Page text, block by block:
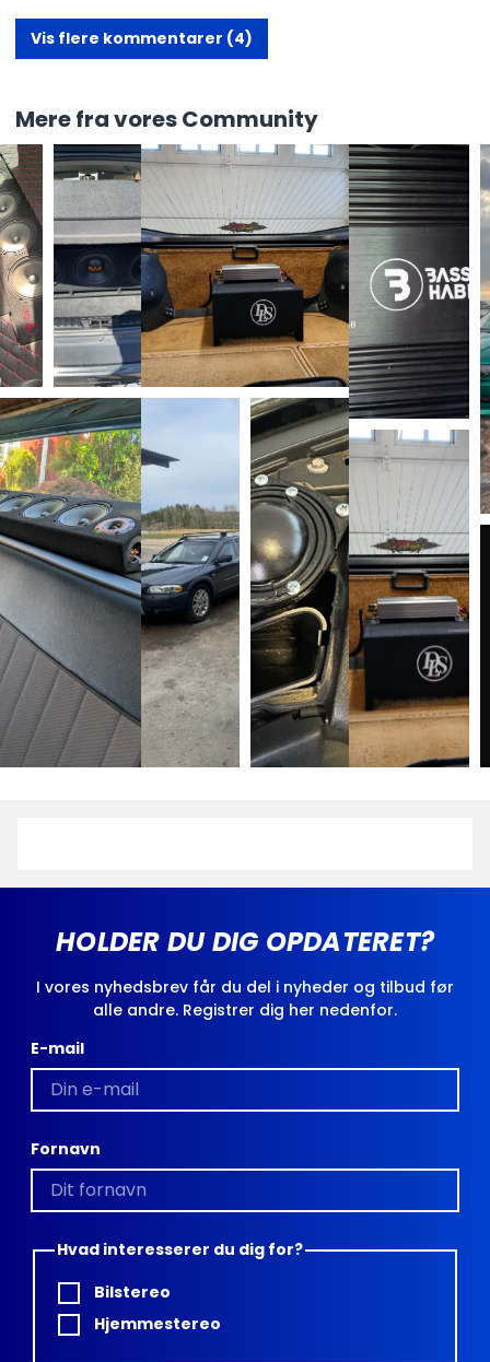
Vis flere kommentarer (4)
Mere fra vores Community
HOLDER DU DIG OPDATERET?
I vores nyhedsbrev får du del i nyheder og tilbud før
alle andre. Registrer dig her nedenfor.
E-mail
Fornavn
Hvad interesserer du dig for?
Bilstereo
Hjemmestereo